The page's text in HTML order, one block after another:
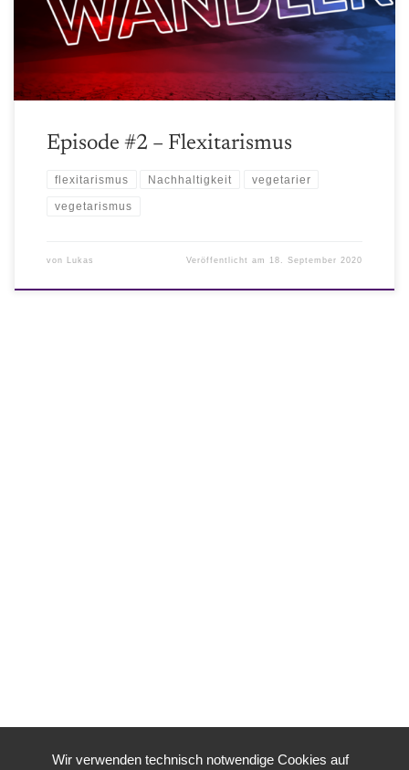
Ernährungsweise mit nur geringem Fleischanteil, näher bringen.
Dabei gehen wir auf Vorteile für unseren Ressourcenverbrauch, für
unsere Gesundheit und für unsere Gesellschaft ein.
Episode #2 – Flexitarismus
flexitarismus Nachhaltigkeit vegetarier
vegetarismus
von Lukas Veröffentlicht am 18. September 2020
Wir verwenden technisch notwendige Cookies auf